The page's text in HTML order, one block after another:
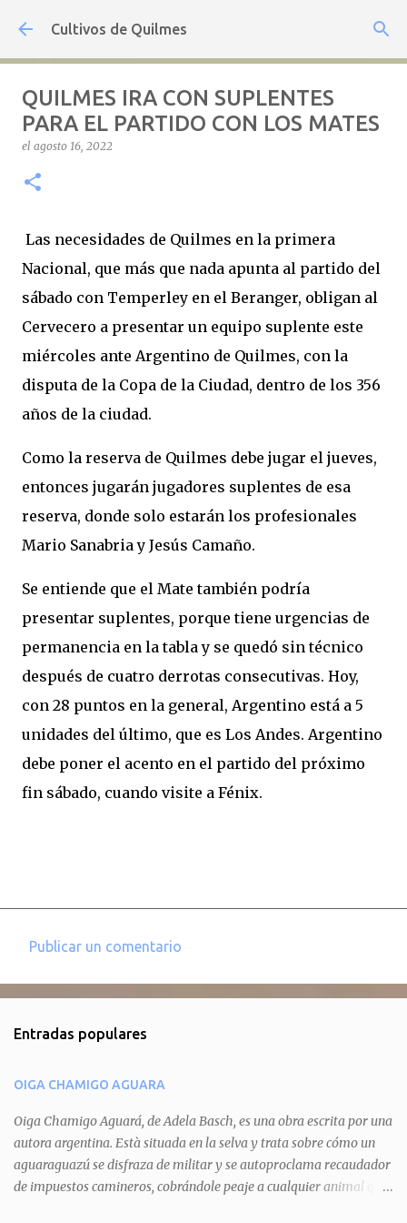
Ir al contenido principal
Cultivos de Quilmes
QUILMES IRA CON SUPLENTES
PARA EL PARTIDO CON LOS MATES
el agosto 16, 2022
Las necesidades de Quilmes en la primera
Nacional, que más que nada apunta al partido del
sábado con Temperley en el Beranger, obligan al
Cervecero a presentar un equipo suplente este
miércoles ante Argentino de Quilmes, con la
disputa de la Copa de la Ciudad, dentro de los 356
años de la ciudad.
Como la reserva de Quilmes debe jugar el jueves,
entonces jugarán jugadores suplentes de esa
reserva, donde solo estarán los profesionales
Mario Sanabria y Jesús Camaño.
Se entiende que el Mate también podría
presentar suplentes, porque tiene urgencias de
permanencia en la tabla y se quedó sin técnico
después de cuatro derrotas consecutivas. Hoy,
con 28 puntos en la general, Argentino está a 5
unidades del último, que es Los Andes. Argentino
debe poner el acento en el partido del próximo
fin sábado, cuando visite a Fénix.
e
t
a
r
i
o
Publicar un comentario
Entradas populares
OIGA CHAMIGO AGUARA
Oiga Chamigo Aguará, de Adela Basch, es una obra escrita por una
autora argentina. Està situada en la selva y trata sobre cómo un
aguaraguazú se disfraza de militar y se autoproclama recaudador
de impuestos camineros, cobrándole peaje a cualquier animal que